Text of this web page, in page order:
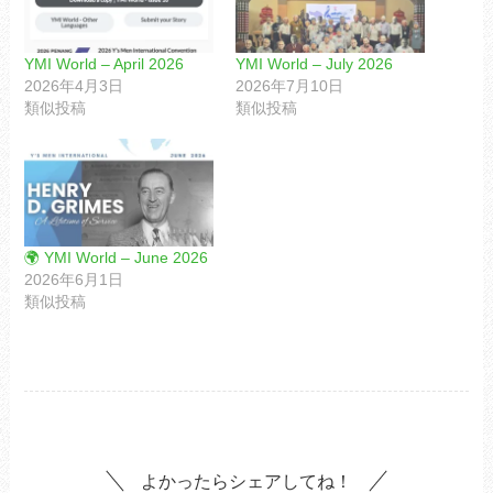
YMI World – April 2026
2026年4月3日
類似投稿
YMI World – July 2026
2026年7月10日
類似投稿
🌍 YMI World – June 2026
2026年6月1日
類似投稿
よかったらシェアしてね！